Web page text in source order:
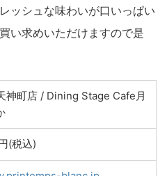
ッシュな味わいが口いっぱい
い求めいただけますので是
神町店 / Dining Stage Cafe月
(税込)